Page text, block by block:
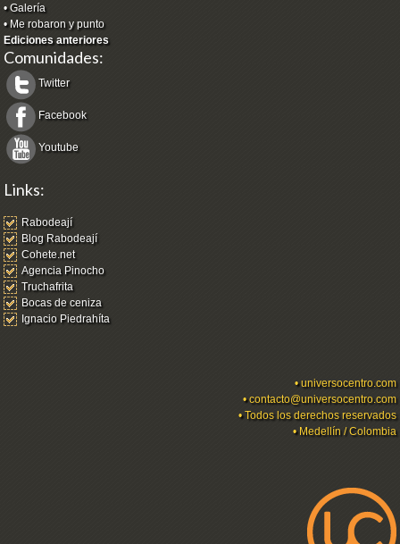
•Galería
• Me robaron y punto
Ediciones anteriores
Comunidades:
Twitter
Facebook
Youtube
Links:
Rabodeají
Blog Rabodeají
Cohete.net
Agencia Pinocho
Truchafrita
Bocas de ceniza
Ignacio Piedrahíta
•universocentro.com
•contacto@universocentro.com
• Todos los derechos reservados
• Medellín / Colombia